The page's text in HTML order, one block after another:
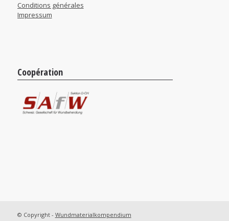
Conditions générales
Impressum
Coopération
© Copyright - Wundmaterialkompendium